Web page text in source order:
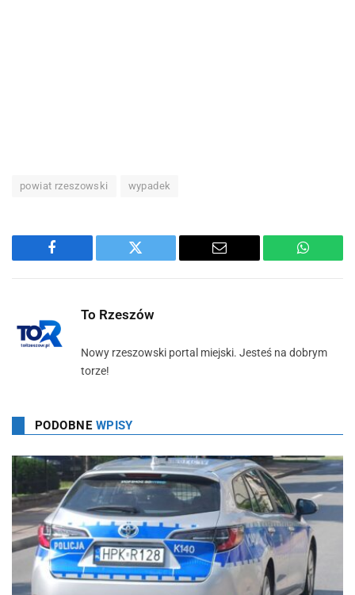
powiat rzeszowski wypadek
Facebook Twitter Email
To Rzeszów
Nowy rzeszowski portal miejski. Jesteś na dobrym
torze!
PODOBNE WPISY